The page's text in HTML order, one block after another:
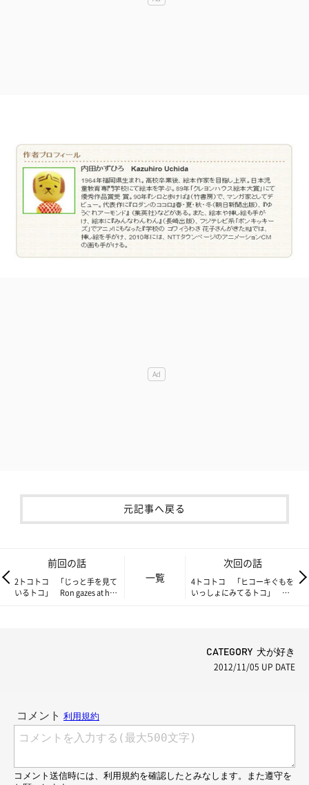
元記事へ戻る
前回の話
2トコトコ 「じっと手を見て
いるトコ」 Ron gazes at his
一覧
次回の話
4トコトコ 「ヒコーキぐもを
いっしょにみてるトコ」
CATEGORY 犬が好き
2012/11/05 UP DATE